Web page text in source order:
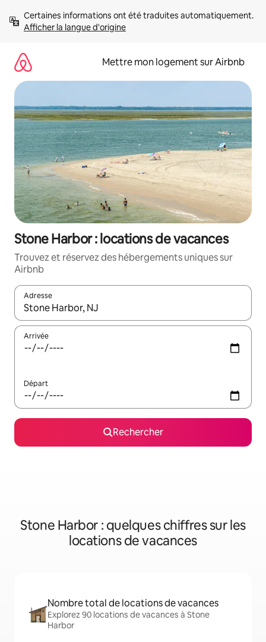
directement
Afficher la langue d'origine
Mettre mon logement sur Airbnb
Stone Harbor : locations de vacances
Trouvez et réservez des hébergements uniques sur
Airbnb
Adresse
Lorsque les résultats s'affichent, utilisez les flèches vers le
Arrivée
Départ
Rechercher
Stone Harbor : quelques chiffres sur les
locations de vacances
Nombre total de locations de vacances
Explorez 90 locations de vacances à Stone
Harbor